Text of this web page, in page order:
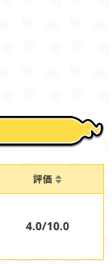
評価
4.0/10.0